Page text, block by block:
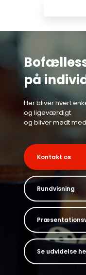
​​på
Her bliver hvert
og ligeværdigt
​og bliver mødt
Kontakt os
Rundvisning
Se udvidelse